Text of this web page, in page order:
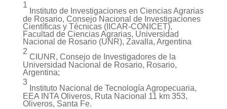
1
Instituto de Investigaciones en Ciencias Agrarias
de Rosario, Consejo Nacional de Investigaciones
Científicas y Técnicas (IICAR-CONICET),
Facultad de Ciencias Agrarias, Universidad
Nacional de Rosario (UNR), Zavalla, Argentina
2
CIUNR, Consejo de Investigadores de la
Universidad Nacional de Rosario, Rosario,
Argentina;
3
Instituto Nacional de Tecnología Agropecuaria,
EEA INTA Oliveros, Ruta Nacional 11 km 353,
Oliveros, Santa Fe.